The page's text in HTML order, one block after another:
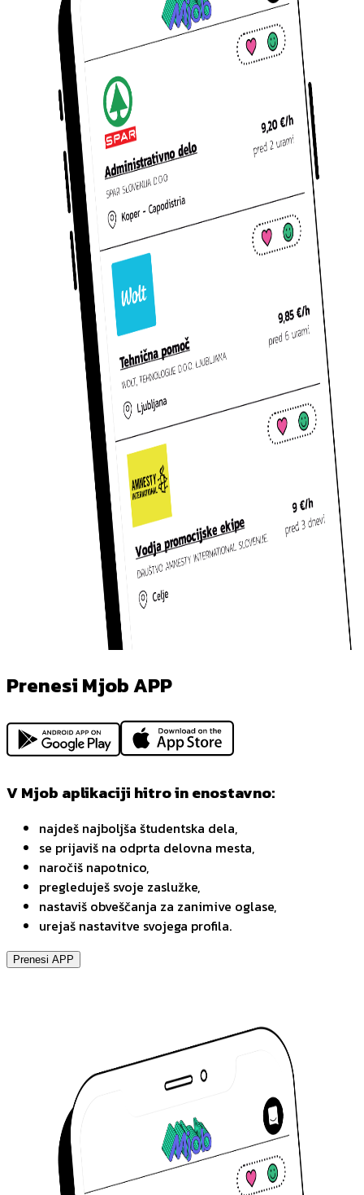
Prenesi Mjob APP
V Mjob aplikaciji hitro in enostavno:
najdeš najboljša študentska dela,
se prijaviš na odprta delovna mesta,
naročiš napotnico,
pregleduješ svoje zaslužke,
nastaviš obveščanja za zanimive oglase,
urejaš nastavitve svojega profila.
Prenesi APP